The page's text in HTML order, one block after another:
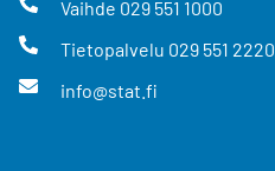
Vaihde 029 551 1000
Tietopalvelu 029 551 2220
info@stat.fi